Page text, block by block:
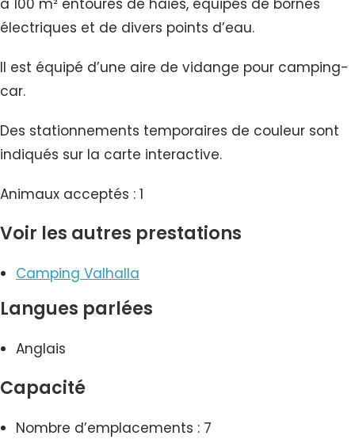
à 100 m² entourés de haies, équipés de bornes
électriques et de divers points d’eau.
Il est équipé d’une aire de vidange pour camping-
car.
Des stationnements temporaires de couleur sont
indiqués sur la carte interactive.
Animaux acceptés : 1
Voir les autres prestations
Camping Valhalla
Langues parlées
Anglais
Capacité
Nombre d’emplacements : 7